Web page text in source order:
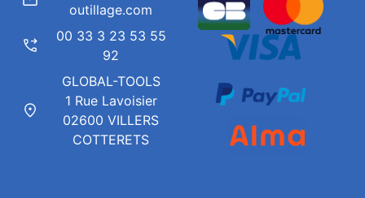
outillage.com
00 33 3 23 53 55
92
GLOBAL-TOOLS
1 Rue Lavoisier
02600 VILLERS
COTTERETS